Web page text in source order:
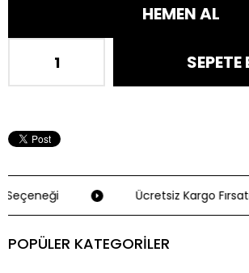
Seçeneği Ücretsiz Kargo Fırsatı
POPÜLER KATEGORİLER